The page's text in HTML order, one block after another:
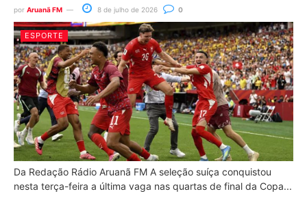
por Aruanã FM 8 de julho de 2026 0
ESPORTE
Da Redação Rádio Aruanã FM A seleção suíça conquistou
nesta terça-feira a última vaga nas quartas de final da Copa...